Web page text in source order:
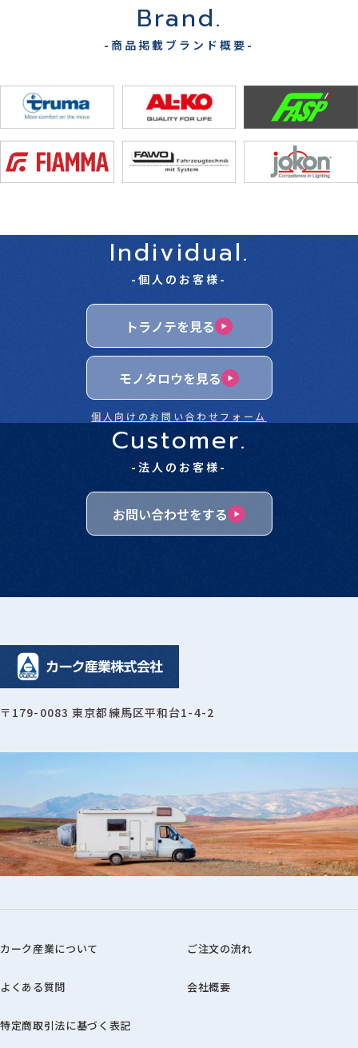
Brand.
-商品掲載ブランド概要-
Individual.
-個人のお客様-
トラノテを見る
モノタロウを見る
個人向けのお問い合わせフォーム
Customer.
-法人のお客様-
お問い合わせをする
〒179-0083 東京都練馬区平和台1-4-2
カーク産業について ご注文の流れ
よくある質問 会社概要
特定商取引法に基づく表記